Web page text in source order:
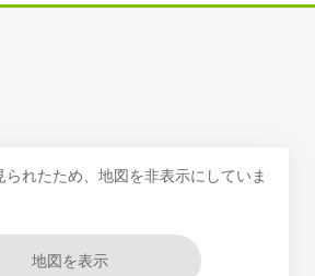
れたため、地図を非表示にしていま
地図を表示